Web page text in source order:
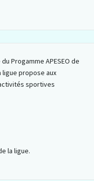
Progamme APESEO de
ligue propose aux
sportives
la ligue.